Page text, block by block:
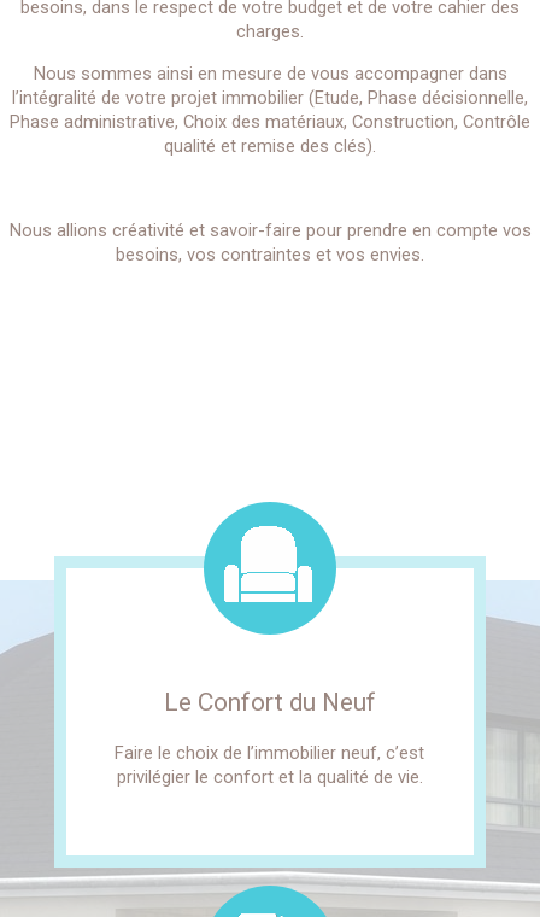
besoins, dans le respect de votre budget et de votre cahier des
charges.
Nous sommes ainsi en mesure de vous accompagner dans
l’intégralité de votre projet immobilier (Etude, Phase décisionnelle,
Phase administrative, Choix des matériaux, Construction, Contrôle
qualité et remise des clés).
Nous allions créativité et savoir-faire pour prendre en compte vos
besoins, vos contraintes et vos envies.
Le Confort du Neuf
Faire le choix de l’immobilier neuf, c’est
privilégier le confort et la qualité de vie.